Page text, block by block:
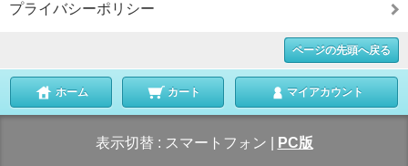
プライバシーポリシー
ページの先頭へ戻る
ホーム カート マイアカウント
表示切替 : スマートフォン PC版